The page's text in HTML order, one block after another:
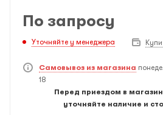
По запросу
Уточняйте у менеджера
Самовывоз из магазина
18
Перед приездом в
уточняйте наличие и